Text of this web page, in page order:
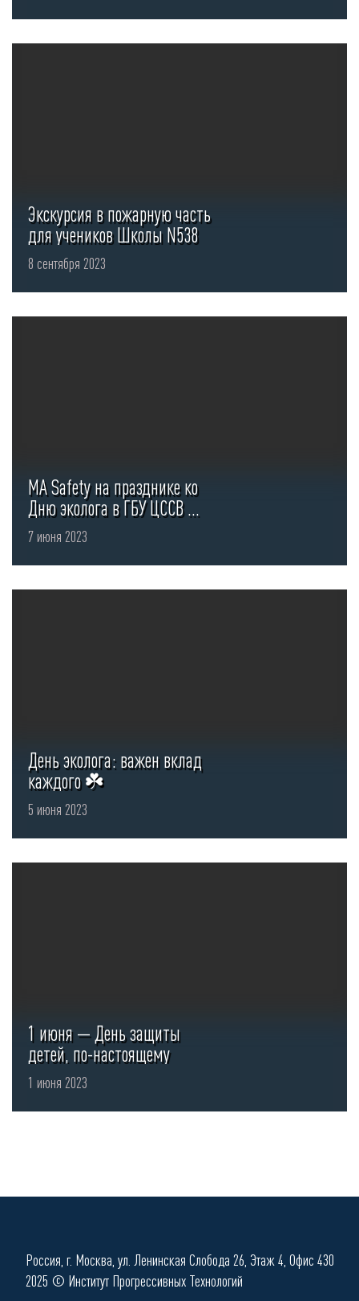
Экскурсия в пожарную часть
для учеников Школы N538
8 сентября 2023
MA Safety на празднике ко
Дню эколога в ГБУ ЦССВ ...
7 июня 2023
День эколога: важен вклад
каждого ☘️
5 июня 2023
1 июня — День защиты
детей, по-настоящему
важный праздник,
посвященный ...
1 июня 2023
Россия, г. Москва, ул. Ленинская Слобода 26, Этаж 4, Офис 430
2025 © Институт Прогрессивных Технологий